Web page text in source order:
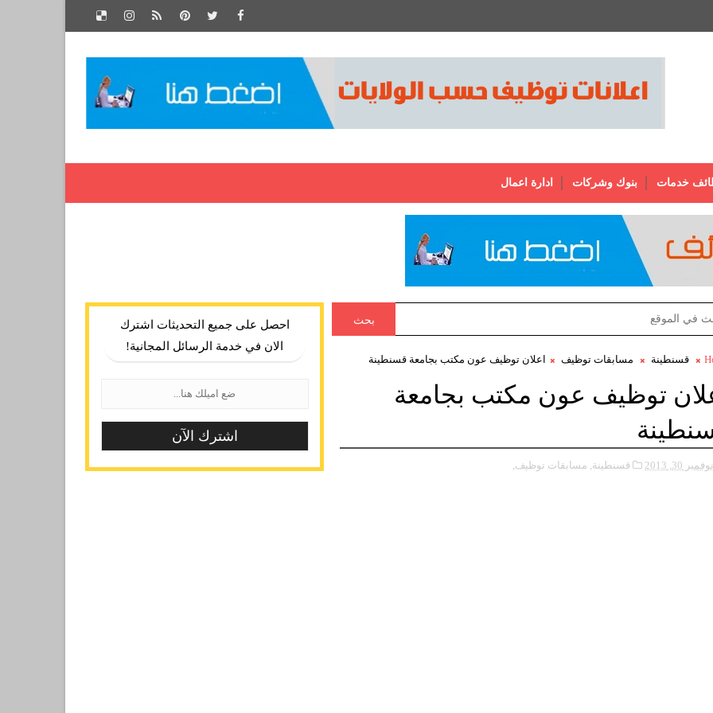
خدمات بنوك وشركات ادارة اعمال
بحث
قسنطينة مسابقات توظيف اعلان توظيف عون مكتب بجامعة قسنطينة
توظيف عون مكتب بجامعة
نوفمبر 30, 2013 قسنطينة, مسابقات توظيف,
احصل على جميع التحديثات اشترك
الان في خدمة الرسائل المجانية!